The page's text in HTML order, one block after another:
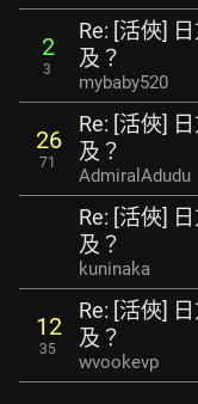
2
3
Re: [活俠]
及？
mybaby520
26
71
Re: [活俠]
及？
AdmiralAdudu
Re: [活俠]
及？
kuninaka
12
35
Re: [活俠]
及？
wvookevp